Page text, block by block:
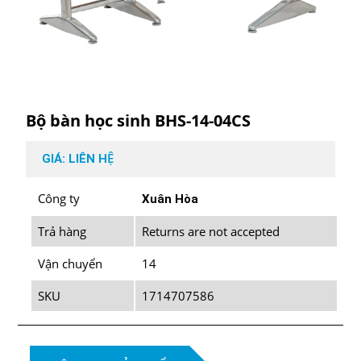
Bộ bàn học sinh BHS-14-04CS
GIÁ: LIÊN HỆ
Công ty Xuân Hòa
Trả hàng
Returns are not accepted
Vận chuyển
14
SKU
1714707586